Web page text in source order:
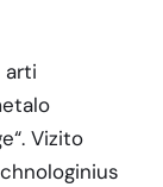
arti
Vizito